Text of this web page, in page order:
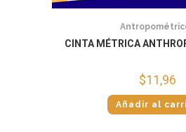
CINTA MÉTRICA
$11,96
Añadir al